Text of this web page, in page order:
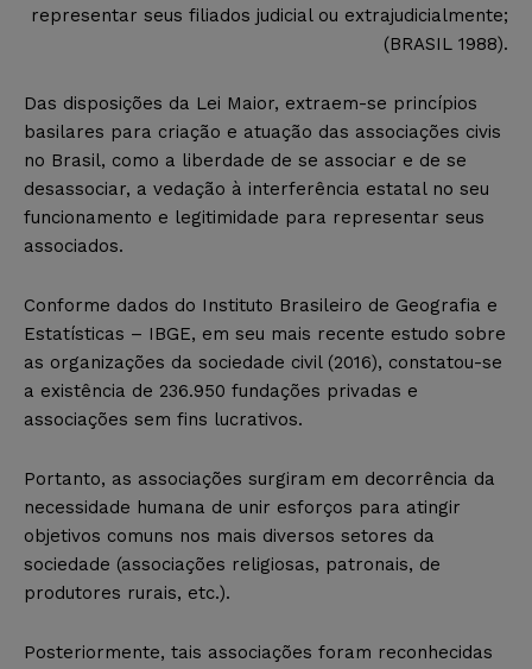
representar seus filiados judicial ou extrajudicialmente;
(BRASIL 1988).
Das disposições da Lei Maior, extraem-se princípios
basilares para criação e atuação das associações civis
no Brasil, como a liberdade de se associar e de se
desassociar, a vedação à interferência estatal no seu
funcionamento e legitimidade para representar seus
associados.
Conforme dados do Instituto Brasileiro de Geografia e
Estatísticas – IBGE, em seu mais recente estudo sobre
as organizações da sociedade civil (2016), constatou-se
a existência de 236.950 fundações privadas e
associações sem fins lucrativos.
Portanto, as associações surgiram em decorrência da
necessidade humana de unir esforços para atingir
objetivos comuns nos mais diversos setores da
sociedade (associações religiosas, patronais, de
produtores rurais, etc.).
Posteriormente, tais associações foram reconhecidas